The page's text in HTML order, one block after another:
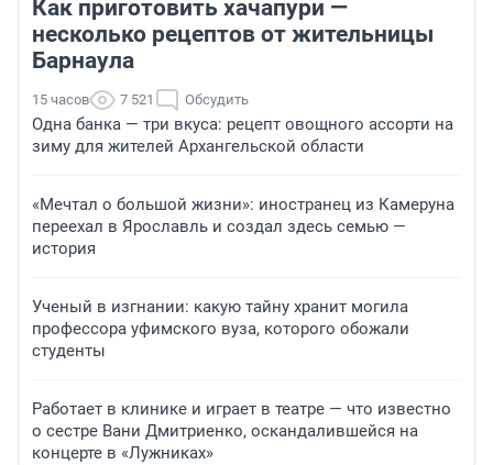
Как приготовить хачапури —
несколько рецептов от жительницы
Барнаула
15 часов 7 521 Обсудить
Одна банка — три вкуса: рецепт овощного ассорти на
зиму для жителей Архангельской области
«Мечтал о большой жизни»: иностранец из Камеруна
переехал в Ярославль и создал здесь семью —
история
Ученый в изгнании: какую тайну хранит могила
профессора уфимского вуза, которого обожали
студенты
Работает в клинике и играет в театре — что известно
о сестре Вани Дмитриенко, оскандалившейся на
концерте в «Лужниках»